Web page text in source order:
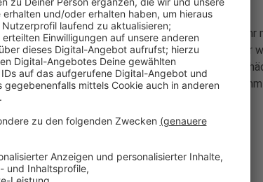
(23. Januar) hatte ein Zeuge abends gegen 20 Uhr
beobachtet, die Steine gegen die Kirchenfenster
und Sonntag wurden dann weitere Fenster
bei mehreren tausend Euro. Hinweise
Nummer 02051 946-6110 entgegen.